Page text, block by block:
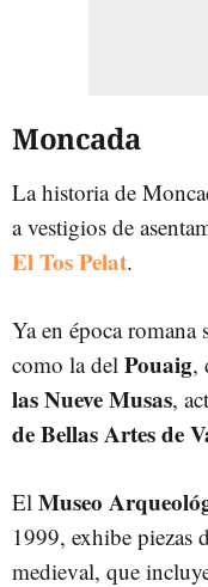
Moncada
La historia de
avestigios de
El Tos Pelat.
Ya en época romana
como la del Pouaig,
las Nueve Musas,
de Bellas Artes de
El Museo
1999, exhibe piezas
medieval, que